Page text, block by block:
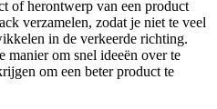
of herontwerp van een product
verzamelen, zodat je niet te veel
in de verkeerde richting.
manier om snel ideeën over te
om een beter product te